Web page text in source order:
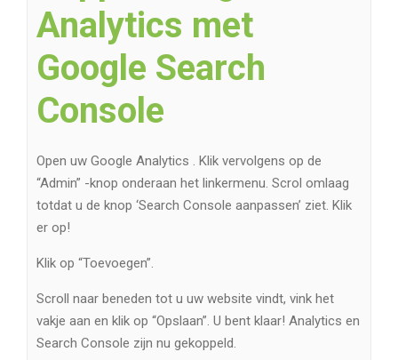
Analytics met
Google Search
Console
Open uw Google Analytics . Klik vervolgens op de
“Admin” -knop onderaan het linkermenu. Scrol omlaag
totdat u de knop ‘Search Console aanpassen’ ziet. Klik
er op!
Klik op “Toevoegen”.
Scroll naar beneden tot u uw website vindt, vink het
vakje aan en klik op “Opslaan”. U bent klaar! Analytics en
Search Console zijn nu gekoppeld.